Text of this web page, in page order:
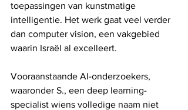
toepassingen van kunstmatige
intelligentie. Het werk gaat veel verder
dan computer vision, een vakgebied
waarin Israël al excelleert.
Vooraanstaande AI-onderzoekers,
waaronder S., een deep learning-
specialist wiens volledige naam niet